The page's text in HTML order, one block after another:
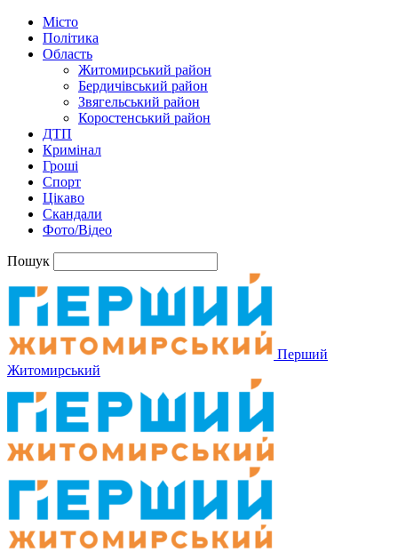
Місто
Політика
Область
Житомирський район
Бердичівський район
Звягельський район
Коростенський район
ДТП
Кримінал
Гроші
Спорт
Цікаво
Скандали
Фото/Відео
Пошук
Перший
Житомирський